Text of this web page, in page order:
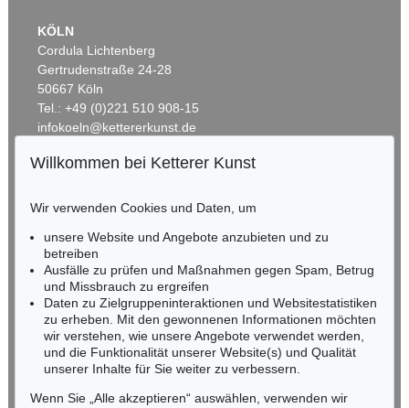
KÖLN
Cordula Lichtenberg
Gertrudenstraße 24-28
50667 Köln
Tel.: +49 (0)221 510 908-15
infokoeln@kettererkunst.de
RHEINLAND-PFALZ
Miriam Heß
Tel.: +49 (0)62 21 58 80-038
Fax: +49 (0)62 21 58 80-595
infoheidelberg@kettererkunst.de
NORDDEUTSCHLAND
Nico Kassel, M.A.
Tel.: +49 (0)89 55244-164
Mobil: +49 (0)171 8618661
Willkommen bei Ketterer Kunst
Wir verwenden Cookies und Daten, um
unsere Website und Angebote anzubieten und zu
betreiben
Ausfälle zu prüfen und Maßnahmen gegen Spam, Betrug
und Missbrauch zu ergreifen
Daten zu Zielgruppeninteraktionen und Websitestatistiken
zu erheben. Mit den gewonnenen Informationen möchten
wir verstehen, wie unsere Angebote verwendet werden,
und die Funktionalität unserer Website(s) und Qualität
unserer Inhalte für Sie weiter zu verbessern.
Wenn Sie „Alle akzeptieren“ auswählen, verwenden wir